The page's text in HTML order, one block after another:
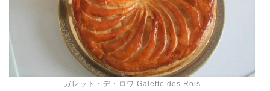
ガレット・デ・ロワ Galette des Rois